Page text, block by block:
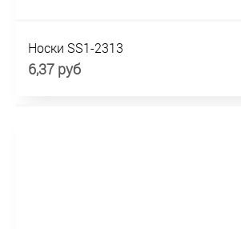
Носки SS1-2313
6,37 руб